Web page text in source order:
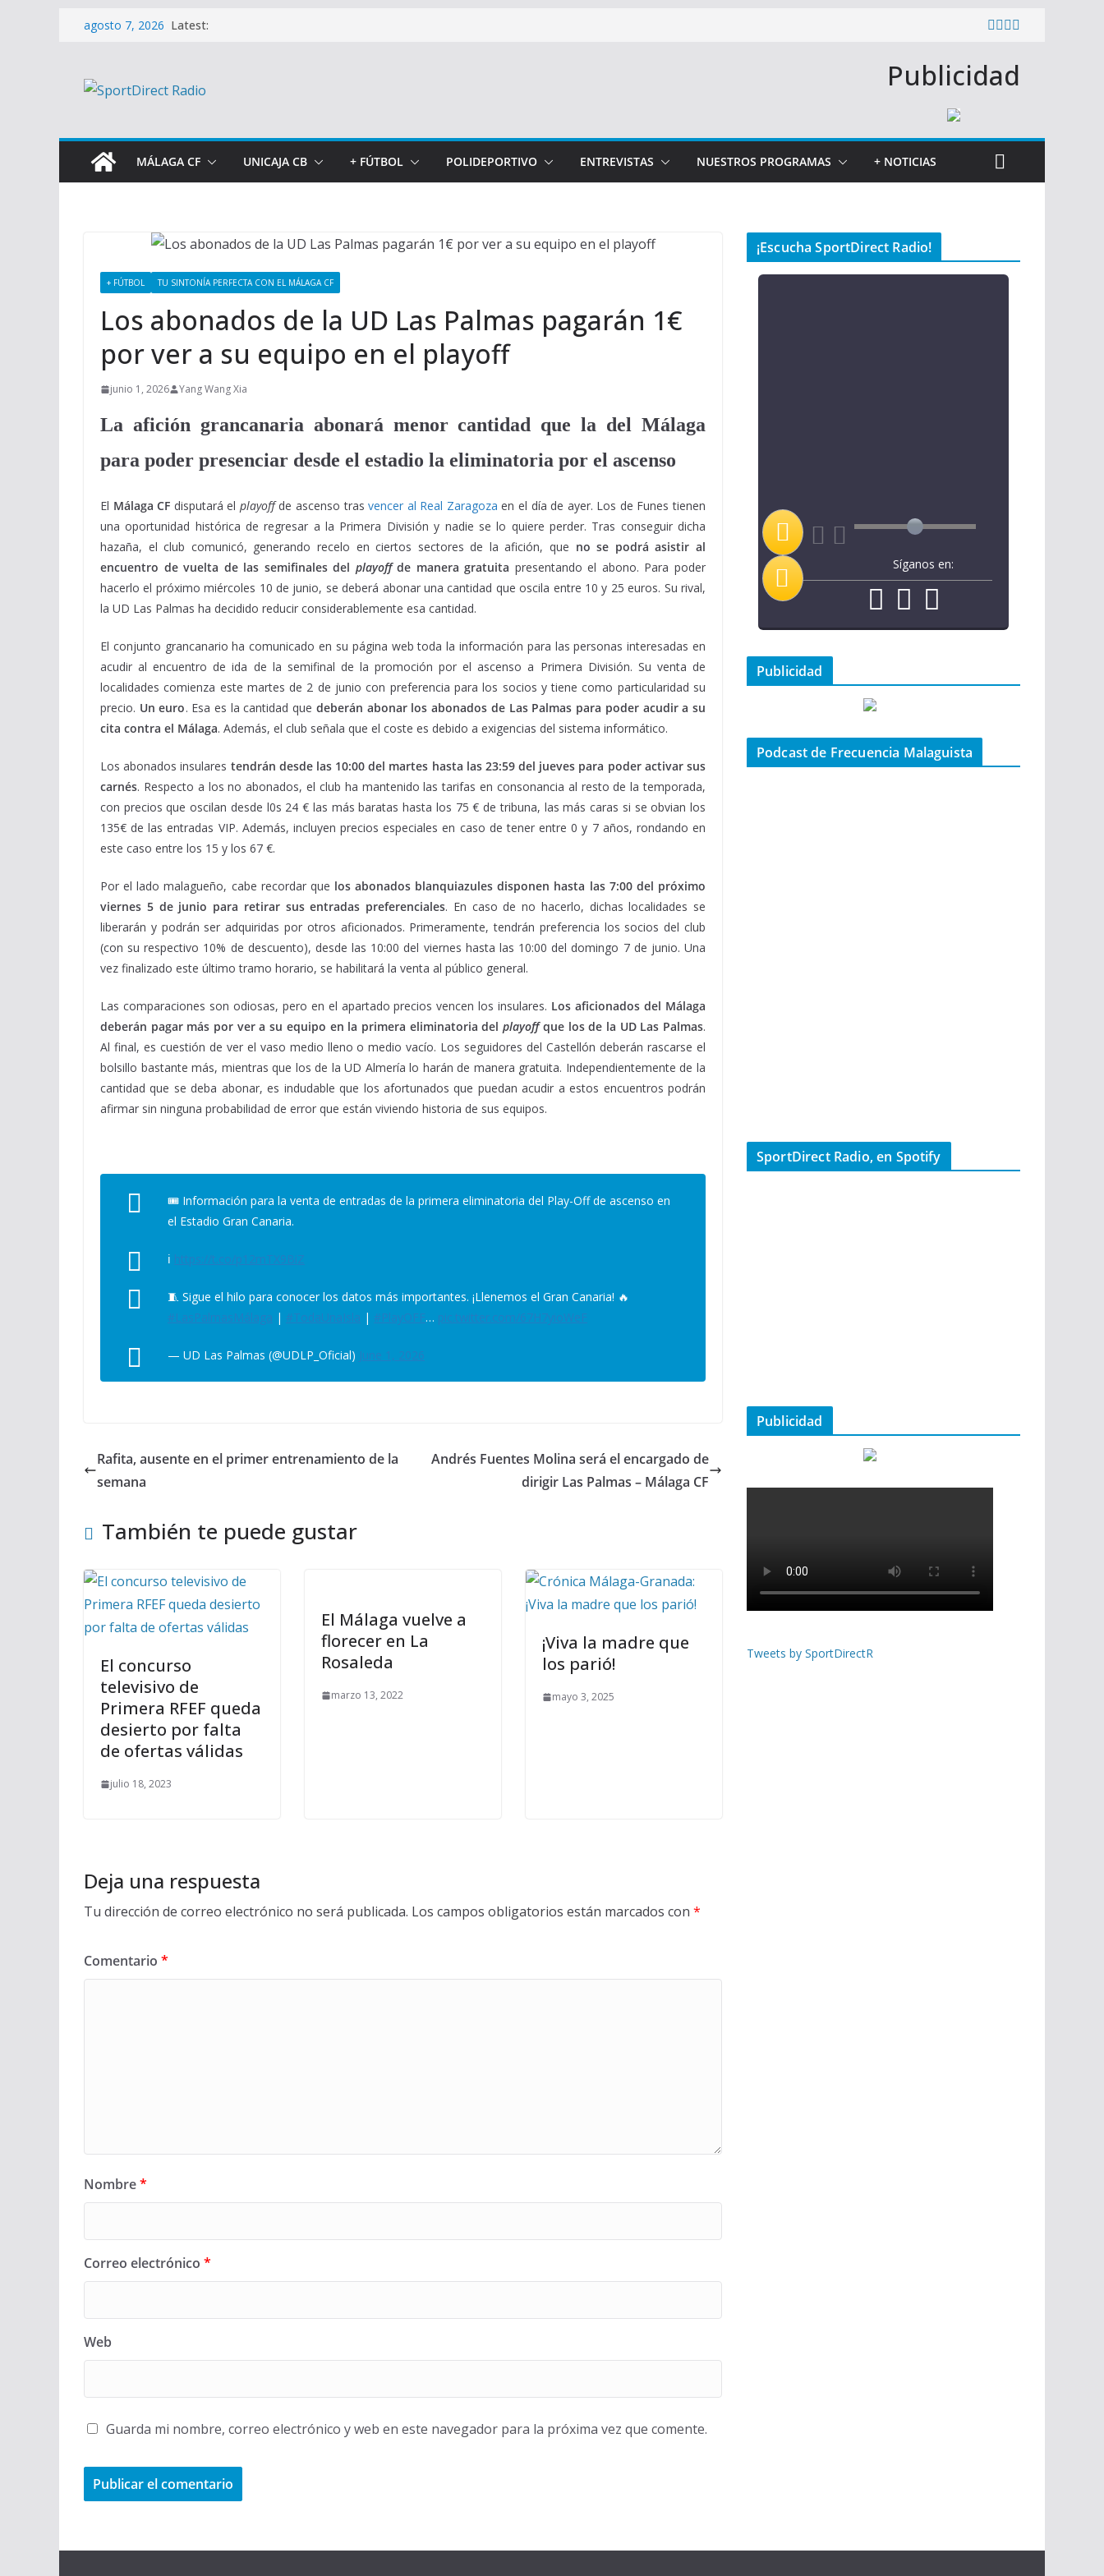
Saltaragosto 7, 2026 Latest:
Publicidad
MÁLAGA CF UNICAJA CB + FÚTBOL POLIDEPORTIVO ENTREVISTAS NUESTROS PROGRAMAS + NOTICIAS
+ FÚTBOL TU SINTONÍA PERFECTA CON EL MÁLAGA CF
Los abonados de la UD Las Palmas pagarán 1€
por ver a su equipo en el playoff
junio 1, 2026 Yang Wang Xia
La afición grancanaria abonará menor cantidad que la del Málaga
para poder presenciar desde el estadio la eliminatoria por el ascenso
El Málaga CF disputará el playoffde ascenso trasvencer al Real Zaragoza en el día de ayer. Los de Funes tienen
una oportunidad histórica de regresar a la Primera División y nadie se lo quiere perder. Tras conseguir dicha
hazaña, el club comunicó, generando recelo en ciertos sectores de la afición, que no se podrá asistir al
encuentro de vuelta de las semifinales del playoffde manera gratuita presentando el abono. Para poder
hacerlo el próximo miércoles 10 de junio, se deberá abonar una cantidad que oscila entre 10 y 25 euros. Su rival,
la UD Las Palmas ha decidido reducir considerablemente esa cantidad.
El conjunto grancanario ha comunicado en su página web toda la información para las personas interesadas en
acudir al encuentro de ida de la semifinal de la promoción por el ascenso a Primera División. Su venta de
localidades comienza este martes de 2 de junio con preferencia para los socios y tiene como particularidad su
precio. Un euro. Esa es la cantidad que deberán abonar los abonados de Las Palmas para poder acudir a su
cita contra el Málaga. Además, el club señala que el coste es debido a exigencias del sistema informático.
Los abonados insulares tendrán desde las 10:00 del martes hasta las 23:59 del jueves para poder activar sus
carnés. Respecto a los no abonados, el club ha mantenido las tarifas en consonancia al resto de la temporada,
con precios que oscilan desde l0s 24 € las más baratas hasta los 75 € de tribuna, las más caras si se obvian los
135€ de las entradas VIP. Además, incluyen precios especiales en caso de tener entre 0 y 7 años, rondando en
este caso entre los 15 y los 67 €.
Por el lado malagueño, cabe recordar que los abonados blanquiazules disponen hasta las 7:00 del próximo
viernes 5 de junio para retirar sus entradas preferenciales. En caso de no hacerlo, dichas localidades se
liberarán y podrán ser adquiridas por otros aficionados. Primeramente, tendrán preferencia los socios del club
(con su respectivo 10% de descuento), desde las 10:00 del viernes hasta las 10:00 del domingo 7 de junio. Una
vez finalizado este último tramo horario, se habilitará la venta al público general.
Las comparaciones son odiosas, pero en el apartado precios vencen los insulares. Los aficionados del Málaga
deberán pagar más por ver a su equipo en la primera eliminatoria delplayoffque los de la UD Las Palmas.
Al final, es cuestión de ver el vaso medio lleno o medio vacío. Los seguidores del Castellón deberán rascarse el
bolsillo bastante más, mientras que los de la UD Almería lo harán de manera gratuita. Independientemente de la
cantidad que se deba abonar, es indudable que los afortunados que puedan acudir a estos encuentros podrán
afirmar sin ninguna probabilidad de error que están viviendo historia de sus equipos.
🎟️ Información para la venta de entradas de la primera eliminatoria del Play-Off de ascenso en
el Estadio Gran Canaria.
ℹ️ https://t.co/p12mTX9BiZ
🧵 Sigue el hilo para conocer los datos más importantes. ¡Llenemos el Gran Canaria! 🔥
#LasPalmasMálaga | #TodaUnaIsla | #PlayOFF… pic.twitter.com/67H7yioWeF
— UD Las Palmas (@UDLP_Oficial) June 1, 2026
Rafita, ausente en el primer entrenamiento de la
semana
Andrés Fuentes Molina será el encargado de
dirigir Las Palmas – Málaga CF
También te puede gustar
El concurso
televisivo de
Primera RFEF queda
desierto por falta
de ofertas válidas
julio 18, 2023
El Málaga vuelve a
florecer en La
Rosaleda
marzo 13, 2022
¡Viva la madre que
los parió!
mayo 3, 2025
Deja una respuesta
Tu dirección de correo electrónico no será publicada. Los campos obligatorios están marcados con *
Comentario *
Nombre*
Correo electrónico *
Web
Guarda mi nombre, correo electrónico y web en este navegador para la próxima vez que comente.
¡Escucha SportDirect Radio!
Síganos en:
Publicidad
Podcast de Frecuencia Malaguista
SportDirect Radio, en Spotify
Publicidad
Tweets by SportDirectR